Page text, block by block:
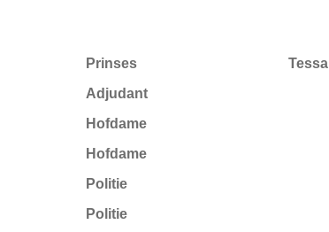
Prinses Tessa
Adjudant
Hofdame
Hofdame
Politie
Politie